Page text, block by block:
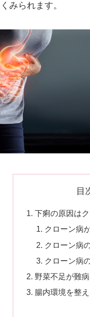
みられます。
目
下痢の原因は
クローン病
クローン病
クローン病
野菜不足が難病
腸内環境を整え